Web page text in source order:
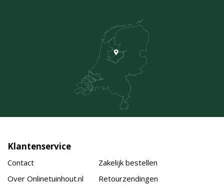
Klantenservice
Contact
Over Onlinetuinhout.nl
Zakelijk bestellen
Retourzendingen